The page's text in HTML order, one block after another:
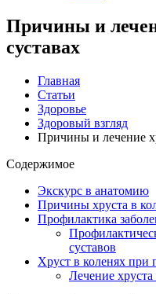
Причины и
суставах
Главная
Статьи
Здоровье
Здоровый взгляд
Причины и лечение
Содержимое
Экскурс в анатомию
Причины хруста в
Профилактика
суставов
Хруст в коленях при
Лечение хруста